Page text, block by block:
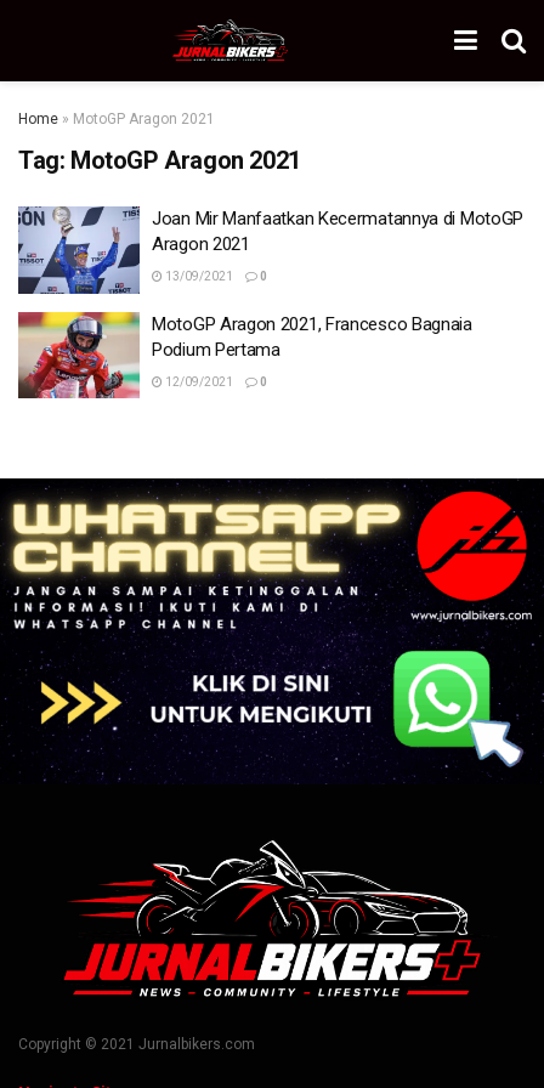
Home » MotoGP Aragon 2021
Tag: MotoGP Aragon 2021
Joan Mir Manfaatkan Kecermatannya di MotoGP
Aragon 2021
13/09/2021 0
MotoGP Aragon 2021, Francesco Bagnaia
Podium Pertama
12/09/2021 0
Copyright © 2021 Jurnalbikers.com